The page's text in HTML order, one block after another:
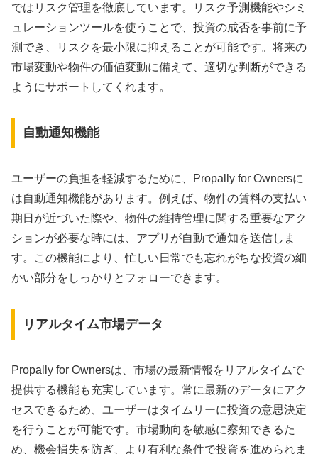
ではリスク管理を徹底しています。リスク予測機能やシミ
ュレーションツールを使うことで、投資の成否を事前に予
測でき、リスクを最小限に抑えることが可能です。将来の
市場変動や物件の価値変動に備えて、適切な判断ができる
ようにサポートしてくれます。
自動通知機能
ユーザーの負担を軽減するために、Propally for Ownersに
は自動通知機能があります。例えば、物件の賃料の支払い
期日が近づいた際や、物件の維持管理に関する重要なアク
ションが必要な時には、アプリが自動で通知を送信しま
す。この機能により、忙しい日常でも忘れがちな投資の細
かい部分をしっかりとフォローできます。
リアルタイム市場データ
Propally for Ownersは、市場の最新情報をリアルタイムで
提供する機能も充実しています。常に最新のデータにアク
セスできるため、ユーザーはタイムリーに投資の意思決定
を行うことが可能です。市場動向を敏感に察知できるた
め、機会損失を防ぎ、より有利な条件で投資を進められま